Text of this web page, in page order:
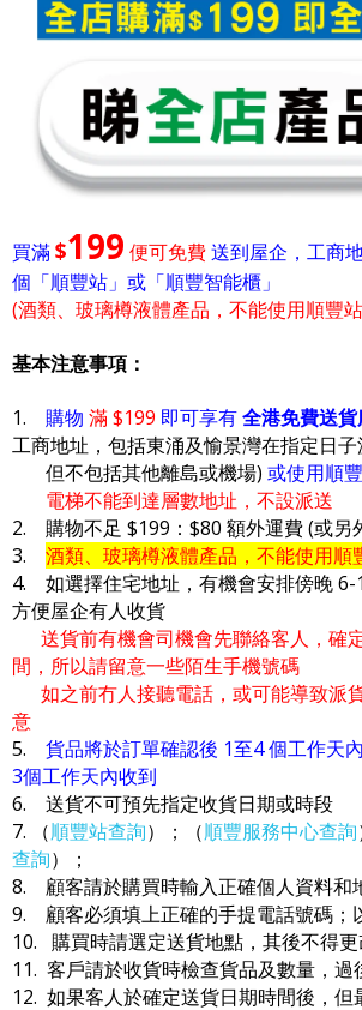
買滿$199 便可免費送到屋企，工商
個「順豐站」或「順豐智能櫃」
(酒類、玻璃樽液體產品，不能使用順豐
基本注意事項：
1. 購物 滿 $199 即可享有全港免費送
工商地址，包括東涌及愉景灣在指定日子
但不包括其他離島或機場) 或使用順
電梯不能到達層數地址，不設派送
2. 購物不足 $199：$80 額外運費 (或另
3. 酒類、玻璃樽液體產品，不能使用順
4. 如選擇住宅地址，有機會安排傍晚 6-
方便屋企有人收貨
送貨前有機會司機會先聯絡客人，確
間，所以請留意一些陌生手機號碼
如之前冇人接聽電話，或可能導致派
意
5. 貨品將於訂單確認後 1至4 個工作天
3個工作天內收到
6. 送貨不可預先指定收貨日期或時段
7. （順豐站查詢）；（順豐服務中心查詢
查詢）；
8. 顧客請於購買時輸入正確個人資料和
9. 顧客必須填上正確的手提電話號碼；
10. 購買時請選定送貨地點，其後不得更
11. 客戶請於收貨時檢查貨品及數量，過
12. 如果客人於確定送貨日期時間後，但